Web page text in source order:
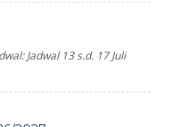
Jadwal 13 s.d. 17 Juli